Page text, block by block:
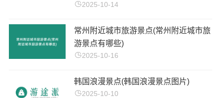
2025-10-14
常州附近城市旅游景点(常州附近城市旅
游景点有哪些)
2025-10-16
韩国浪漫景点(韩国浪漫景点图片)
2025-10-10